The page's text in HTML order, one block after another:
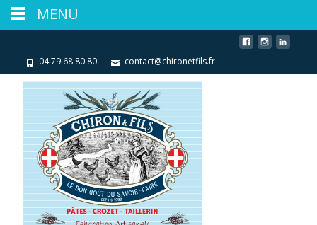
04 79 68 80 80 contact@chironetfils.fr
MENU